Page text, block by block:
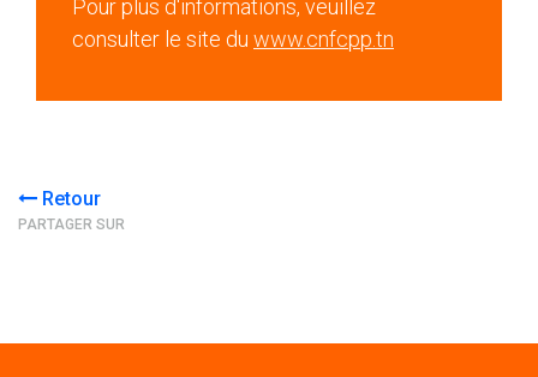
Pour plus d'informations, veuillez
consulter le site du www.cnfcpp.tn
Retour
PARTAGER SUR